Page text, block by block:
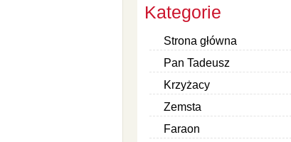
Kategorie
Strona główna
Pan Tadeusz
Krzyżacy
Zemsta
Faraon